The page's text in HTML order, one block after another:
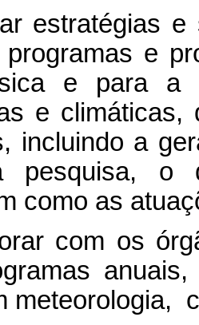
estratégias e
programas e
e para a
e
incluindo a
pesquisa, o
como as
com os
meteorologia,